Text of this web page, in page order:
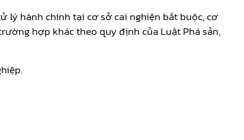
lý hành chính tại cơ sở cai nghiện bắt buộc, cơ
hợp khác theo quy định của Luật Phá sản,